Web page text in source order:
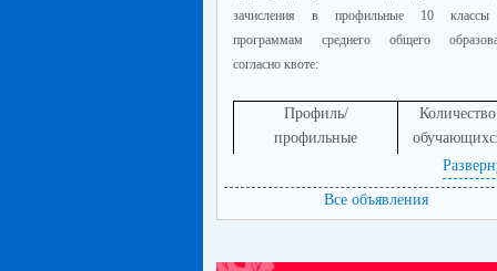
зачисления в профильные 10
программам среднего общего
согласно квоте:
Профиль/
профильные
Количество
информационно-
профиль/
60
Все объявления